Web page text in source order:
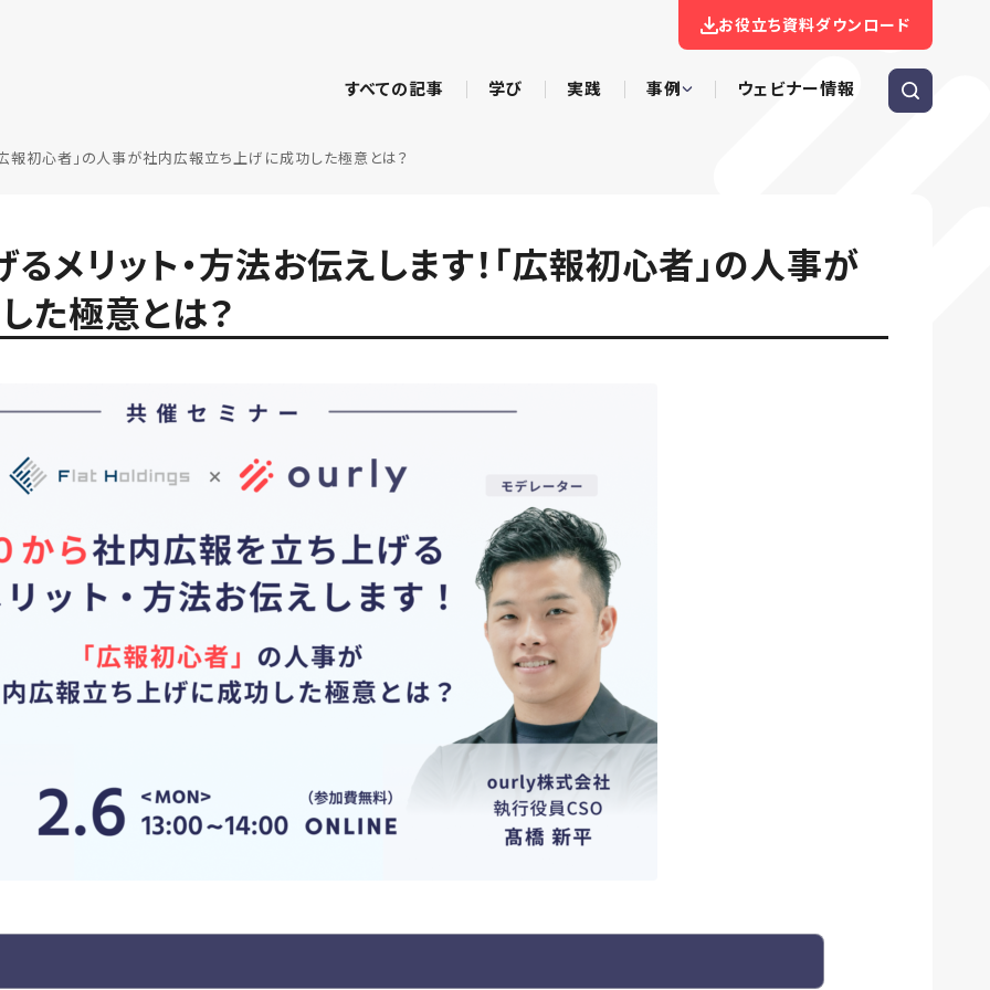
お役立ち資料ダウンロード
すべての記事 学び 実践 事例 ウェビナー情報
報初心者」の人事が社内広報立ち上げに成功した極意とは？
メリット・方法お伝えします！「広報初心者」の人事が
た極意とは？